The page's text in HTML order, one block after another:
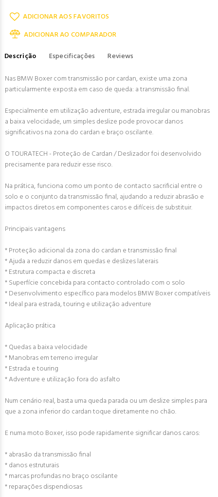
ADICIONAR AOS FAVORITOS
ADICIONAR AO COMPARADOR
Descrição
Especificações
Reviews
Nas BMW Boxer com transmissão por cardan, existe uma zona
particularmente exposta em caso de queda: a transmissão final.
Especialmente em utilização adventure, estrada irregular ou manobras
a baixa velocidade, um simples deslize pode provocar danos
significativos na zona do cardan e braço oscilante.
O TOURATECH - Proteção de Cardan / Deslizador foi desenvolvido
precisamente para reduzir esse risco.
Na prática, funciona como um ponto de contacto sacrificial entre o
solo e o conjunto da transmissão final, ajudando a reduzir abrasão e
impactos diretos em componentes caros e difíceis de substituir.
Principais vantagens
* Proteção adicional da zona do cardan e transmissão final
* Ajuda a reduzir danos em quedas e deslizes laterais
* Estrutura compacta e discreta
* Superfície concebida para contacto controlado com o solo
* Desenvolvimento específico para modelos BMW Boxer compatíveis
* Ideal para estrada, touring e utilização adventure
Aplicação prática
* Quedas a baixa velocidade
* Manobras em terreno irregular
* Estrada e touring
* Adventure e utilização fora do asfalto
Num cenário real, basta uma queda parada ou um deslize simples para
que a zona inferior do cardan toque diretamente no chão.
E numa moto Boxer, isso pode rapidamente significar danos caros:
* abrasão da transmissão final
* danos estruturais
* marcas profundas no braço oscilante
* reparações dispendiosas